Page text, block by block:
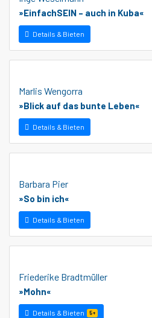
»EinfachSEIN – auch in Kuba«
Details & Bieten
Marlis Wengorra
»Blick auf das bunte Leben«
Details & Bieten
Barbara Pier
»So bin ich«
Details & Bieten
Friederike Bradtmüller
»Mohn«
Details & Bieten 5+